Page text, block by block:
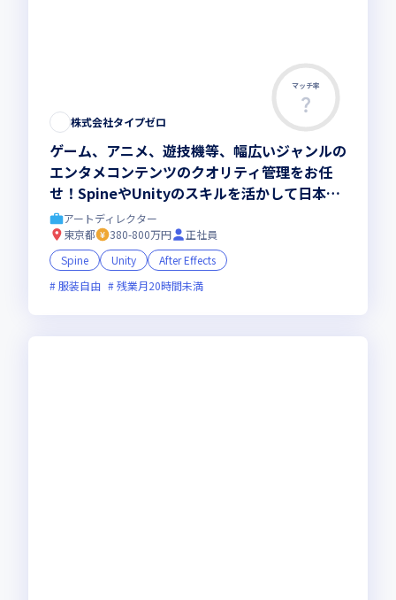
マッチ率
株式会社タイプゼロ
ゲーム、アニメ、遊技機等、幅広いジャンルの
エンタメコンテンツのクオリティ管理をお任
せ！SpineやUnityのスキルを活かして日本の
エンタメを世界に発信していきませんか
アートディレクター
東京都
380-800万円
正社員
Spine
Unity
After Effects
服装自由
残業月20時間未満